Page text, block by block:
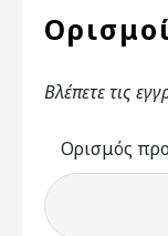
Βλέπετε τις
Ορισμός